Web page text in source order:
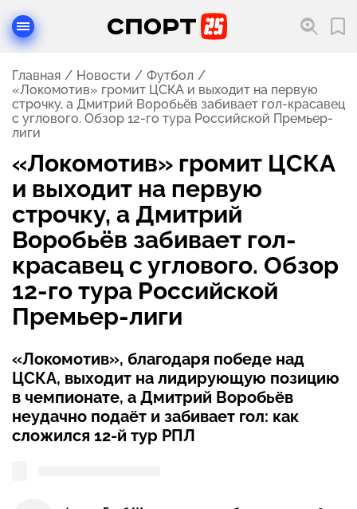
Главная Новости
Футбол
«Локомотив» громит ЦСКА и выходит на первую
строчку, а Дмитрий Воробьёв забивает гол-красавец
с углового. Обзор 12-го тура Российской Премьер-
лиги
«Локомотив» громит ЦСКА
и выходит на первую
строчку, а Дмитрий
Воробьёв забивает гол-
красавец с углового. Обзор
12-го тура Российской
Премьер-лиги
«Локомотив», благодаря победе над
ЦСКА, выходит на лидирующую позицию
в чемпионате, а Дмитрий Воробьёв
неудачно подаёт и забивает гол: как
сложился 12-й тур РПЛ